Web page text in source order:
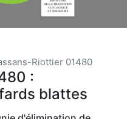
Riottier 01480
:
blattes